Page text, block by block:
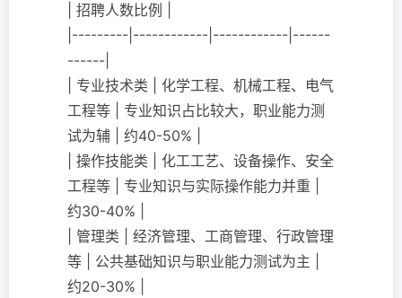
| 招聘人数比例 |
|---------|------------|------------|------
------|
| 专业技术类 | 化学工程、机械工程、电气
工程等 | 专业知识占比较大，职业能力测
试为辅 | 约40-50% |
| 操作技能类 | 化工工艺、设备操作、安全
工程等 | 专业知识与实际操作能力并重 |
约30-40% |
| 管理类 | 经济管理、工商管理、行政管理
等 | 公共基础知识与职业能力测试为主 |
约20-30% |